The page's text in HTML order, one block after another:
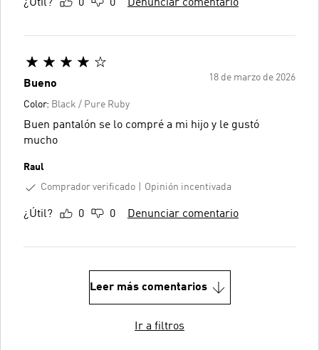
¿Útil? 0 0 Denunciar comentario
18 de marzo de 2026
Bueno
Color: Black / Pure Ruby
Buen pantalón se lo compré a mi hijo y le gustó
mucho
Raul
Comprador verificado
Opinión incentivada
¿Útil? 0 0 Denunciar comentario
Leer más comentarios
Ir a filtros